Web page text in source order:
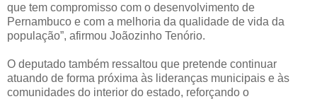
que tem compromisso com o desenvolvimento de
Pernambuco e com a melhoria da qualidade de vida da
população”, afirmou Joãozinho Tenório.
O deputado também ressaltou que pretende continuar
atuando de forma próxima às lideranças municipais e às
comunidades do interior do estado, reforçando o